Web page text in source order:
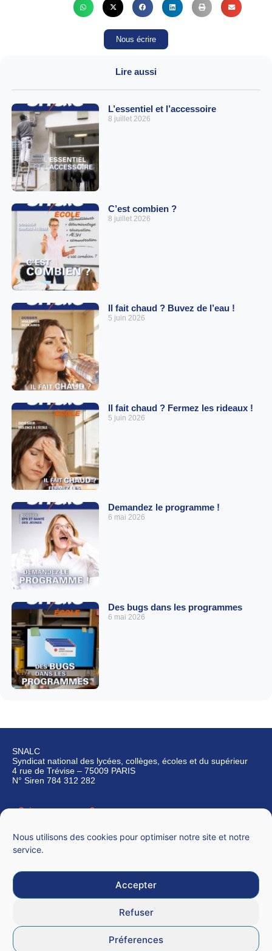
Nous utilisons des cookies pour optimiser notre site et notre
service.
Accepter
Refuser
Préferences
Nous écrire
Lire aussi
L’essentiel et l’accessoire
8 juillet 2026
C’est combien ?
8 juillet 2026
Il fait chaud ? Buvez de l’eau !
5 juin 2026
Il fait chaud ? Fermez les rideaux !
5 juin 2026
Demandez le programme !
6 mai 2026
Des bugs dans les programmes
6 mai 2026
SNALC
Syndicat national des lycées, collèges, écoles et du supérieur
4 rue de Trévise – 75009 PARIS
N° Siren 784 312 282
Qui sommes-nous ?
CGU